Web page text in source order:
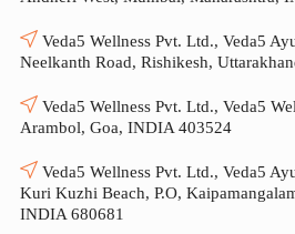
Veda5 Wellness Pvt. Ltd., Veda5
Neelkanth Road, Rishikesh,
Veda5 Wellness Pvt. Ltd., Veda5
Arambol, Goa, INDIA 403524
Veda5 Wellness Pvt. Ltd., Veda5
Kuri Kuzhi Beach, P.O,
INDIA 680681